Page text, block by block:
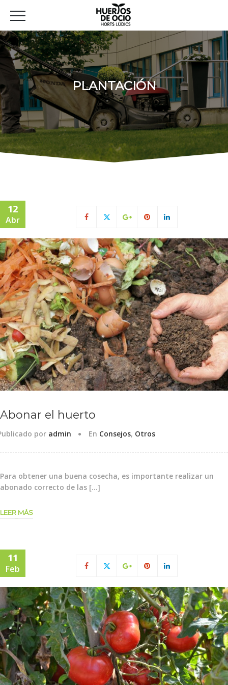
PLANTACIÓN
12
Abr
Abonar el huerto
por admin En Consejos, Otros
Para obtener una buena cosecha, es importante realizar un
abonado correcto de las […]
LEER MÁS
11
Feb